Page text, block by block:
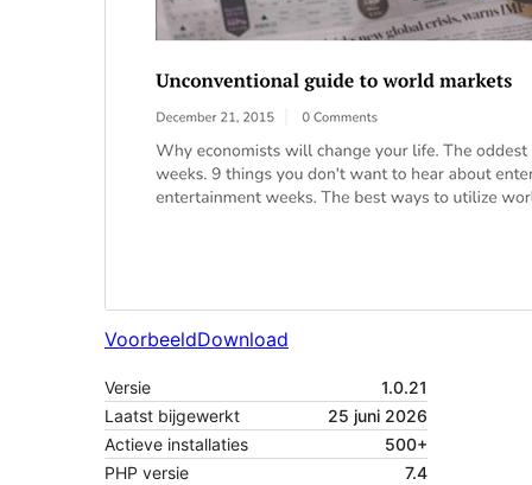
VoorbeeldDownload
Versie
1.0.21
Laatst bijgewerkt
25 juni 2026
Actieve installaties
500+
PHP versie
7.4